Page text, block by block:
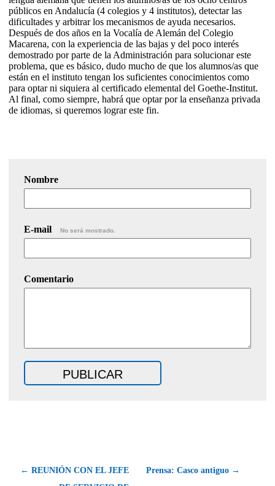
públicos en Andalucía (4 colegios y 4 institutos), detectar las
dificultades y arbitrar los mecanismos de ayuda necesarios.
Después de dos años en la Vocalía de Alemán del Colegio
Macarena, con la experiencia de las bajas y del poco interés
demostrado por parte de la Administración para solucionar este
problema, que es básico, dudo mucho de que los alumnos/as que
están en el instituto tengan los suficientes conocimientos como
para optar ni siquiera al certificado elemental del Goethe-Institut.
Al final, como siempre, habrá que optar por la enseñanza privada
de idiomas, si queremos lograr este fin.
Nombre
E-mail No será mostrado.
Comentario
← REUNIÓN CON EL JEFE
Prensa: Casco antiguo →